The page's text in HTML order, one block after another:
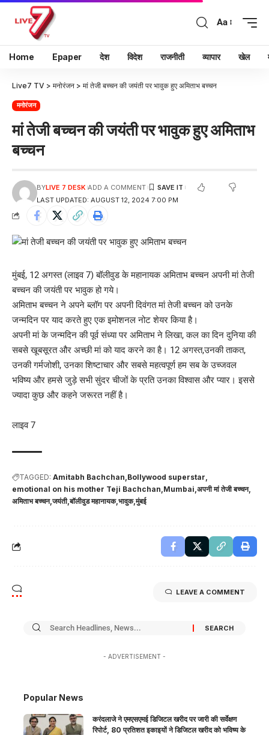
Aa
Home Epaper देश विदेश राजनीती व्यापार खेल
Live7 TV > मनोरंजन > मां तेजी बच्चन की जयंती पर भावुक हुए अमिताभ बच्चन
मनोरंजन
मां तेजी बच्चन की जयंती पर भावुक हुए अमिताभ
बच्चन
LAST UPDATED: AUGUST 12, 2024 7:00 PM
BYLIVE 7 DESK ADD A COMMENT
मुंबई, 12 अगस्त (लाइव 7) बॉलीवुड के महानायक अमिताभ बच्चन अपनी मां तेजी
बच्चन की जयंती पर भावुक हो गये।
अमिताभ बच्चन ने अपने ब्लॉग पर अपनी दिवंगत मां तेजी बच्चन को उनके
जन्मदिन पर याद करते हुए एक इमोशनल नोट शेयर किया है।
अपनी मां के जन्मदिन की पूर्व संध्या पर अमिताभ ने लिखा, कल का दिन दुनिया की
सबसे खूबसूरत और अच्छी मां को याद करने का है। 12 अगस्त,उनकी ताकत,
उनकी गर्मजोशी, उनका शिष्टाचार और सबसे महत्वपूर्ण हम सब के उच्जवल
भविष्य और हमसे जुड़े सभी सुंदर चीजों के प्रति उनका विश्वास और प्यार। इससे
ज्यादा कुछ और कहने जरूरत नहीं है।
लाइव 7
TAGGED: Amitabh Bachchan Bollywood superstar
emotional on his mother Teji Bachchan Mumbai अपनी मां तेजी बच्चन
अमिताभ बच्चन जयंती बॉलीवुड महानायक भावुक मुंबई
LEAVE A COMMENT
- ADVERTISEMENT -
Popular News
करंदलाजे ने एमएसएमई डिजिटल खरीद पर जारी की सर्वेक्षण
रिपोर्ट, 80 प्रतिशत इकाइयों ने डिजिटल खरीद को भविष्य के